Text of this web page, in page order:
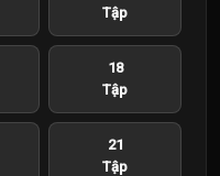
Tập
18
Tập
21
Tập